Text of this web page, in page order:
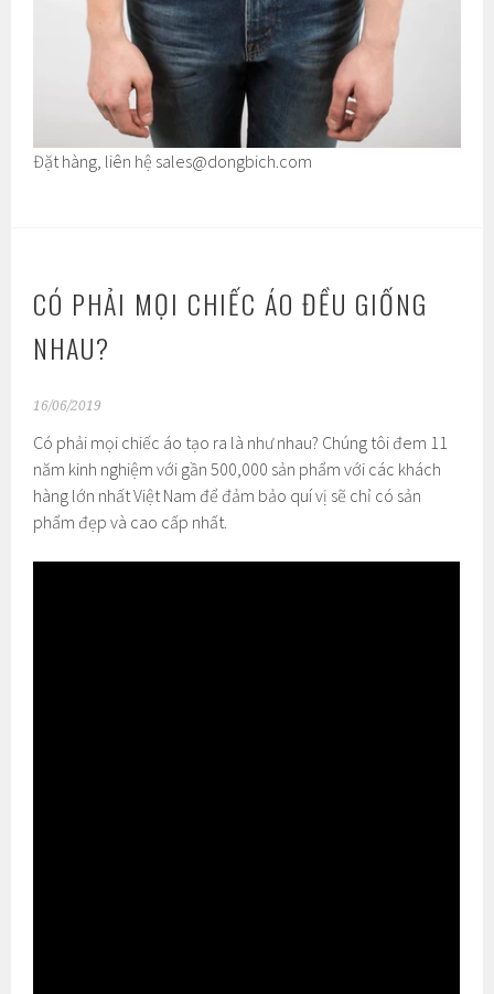
Đặt hàng, liên hệ sales@dongbich.com
CÓ PHẢI MỌI CHIẾC ÁO ĐỀU GIỐNG
NHAU?
16/06/2019
Có phải mọi chiếc áo tạo ra là như nhau? Chúng tôi đem 11
năm kinh nghiệm với gần 500,000 sản phẩm với các khách
hàng lớn nhất Việt Nam để đảm bảo quí vị sẽ chỉ có sản
phẩm đẹp và cao cấp nhất.